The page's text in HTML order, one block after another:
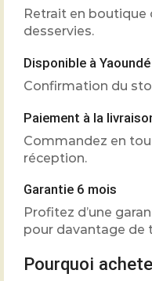
Retrait en boutique
desservies.
Disponible à Yaoundé
Confirmation du
Paiement à la
Commandez en
réception.
Garantie 6 mois
Profitez d’une
pour davantage de
Pourquoi